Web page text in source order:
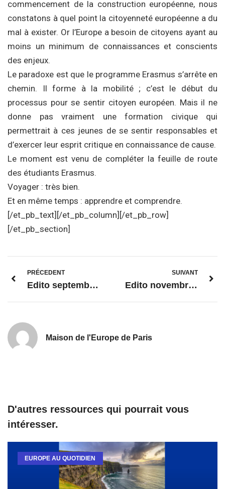
commencement de la construction européenne, nous
constatons à quel point la citoyenneté européenne a du
mal à exister. Or l’Europe a besoin de citoyens ayant au
moins un minimum de connaissances et conscients
des enjeux.
Le paradoxe est que le programme Erasmus s’arrête en
chemin. Il forme à la mobilité ; c’est le début du
processus pour se sentir citoyen européen. Mais il ne
donne pas vraiment une formation civique qui
permettrait à ces jeunes de se sentir responsables et
d’exercer leur esprit critique en connaissance de cause.
Le moment est venu de compléter la feuille de route
des étudiants Erasmus.
Voyager : très bien.
Et en même temps : apprendre et comprendre.
[/et_pb_text][/et_pb_column][/et_pb_row]
[/et_pb_section]
PRÉCEDENT
Edito septembre 2017 – Enfin ! – Catherine Lalumière
SUIVANT
Edito novembre 2017 – Deux pas en avant, un pas en arrière – Catherine Lalumière
Maison de l'Europe de Paris
D'autres ressources qui pourrait vous
intéresser.
EUROPE AU QUOTIDIEN